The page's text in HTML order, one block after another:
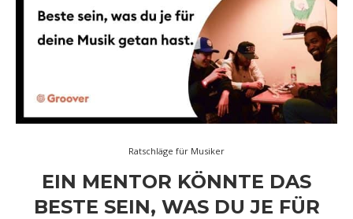
Ratschläge für Musiker
EIN MENTOR KÖNNTE DAS
BESTE SEIN, WAS DU JE FÜR